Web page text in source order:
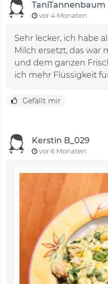
TaniTannenbaum
vor 4 Monaten
Sehr lecker, ich habe
Milch ersetzt, das war
und dem ganzen
ich mehr Flüssigkeit
Gefällt mir
Kerstin B_029
vor 6 Monaten